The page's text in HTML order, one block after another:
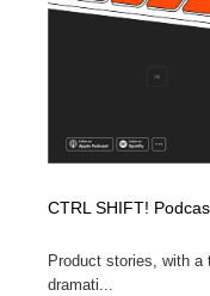
CTRL SHIFT!
Product stories, with
dramati...